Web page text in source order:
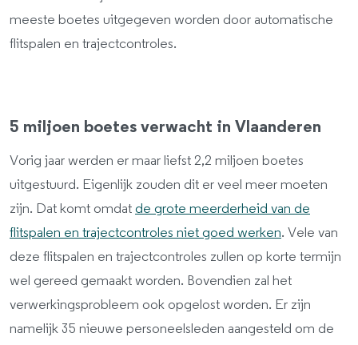
meeste boetes uitgegeven worden door automatische
flitspalen en trajectcontroles.
5 miljoen boetes verwacht in Vlaanderen
Vorig jaar werden er maar liefst 2,2 miljoen boetes
uitgestuurd. Eigenlijk zouden dit er veel meer moeten
zijn. Dat komt omdat de grote meerderheid van de
flitspalen en trajectcontroles niet goed werken. Vele van
deze flitspalen en trajectcontroles zullen op korte termijn
wel gereed gemaakt worden. Bovendien zal het
verwerkingsprobleem ook opgelost worden. Er zijn
namelijk 35 nieuwe personeelsleden aangesteld om de